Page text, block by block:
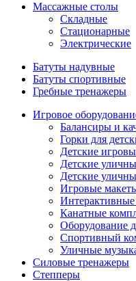
Массажные столы
Складные
Стационарные
Электрические
Батуты надувные
Батуты спортивные
Гребные тренажеры
Игровое
Балансиры и
Горки для
Детские
Детские
Детские
Игровые
Канатные
Оборудование
Спортивный
Уличные
Силовые тренажеры
Степперы